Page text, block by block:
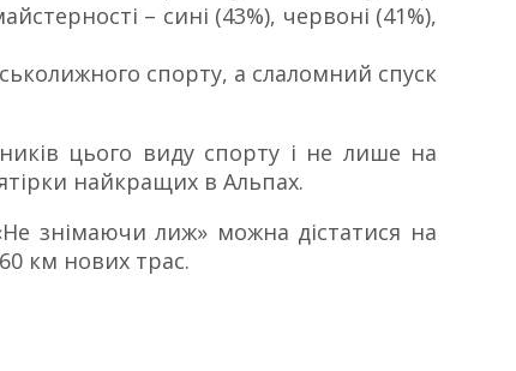
– сині (43%), червоні (41%),
спорту, а слаломний спуск
цього виду спорту і не лише на
найкращих в Альпах.
знімаючи лиж» можна дістатися на
км нових трас.